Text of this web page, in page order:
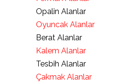
Opalin Alanlar
Oyuncak Alanlar
Berat Alanlar
Kalem Alanlar
Tesbih Alanlar
Çakmak Alanlar